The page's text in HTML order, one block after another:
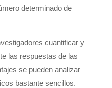
determinado de
cuantificar y
las respuestas de las
se pueden analizar
bastante sencillos.